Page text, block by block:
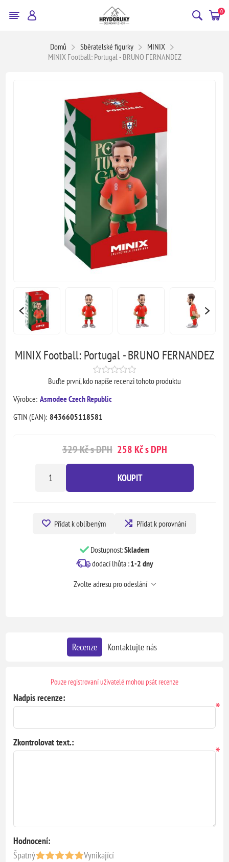
0
Domů Sběratelské figurky
MINIX
MINIX Football: Portugal - BRUNO FERNANDEZ
MINIX Football: Portugal - BRUNO FERNANDEZ
Buďte první, kdo napíše recenzi tohoto produktu
Výrobce: Asmodee Czech Republic
GTIN (EAN): 8436605118581
329 Kč s DPH 258 Kč s DPH
KOUPIT
Přidat k oblíbeným Přidat k porovnání
Dostupnost:Skladem
dodací lhůta :1-2 dny
Zvolte adresu pro odeslání
Recenze Kontaktujte nás
Pouze registrovaní uživatelé mohou psát recenze
Nadpis recenze:
*
Zkontrolovat text.:
*
Hodnocení:
Špatný
Vynikající